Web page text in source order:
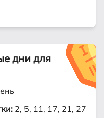
дни для
2, 5, 11, 17, 21, 27